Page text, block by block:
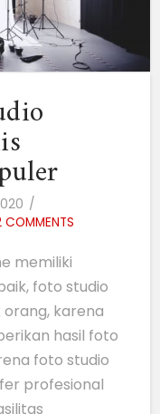
COMMENTS
memiliki
foto studio
karena
hasil foto
foto studio
profesional